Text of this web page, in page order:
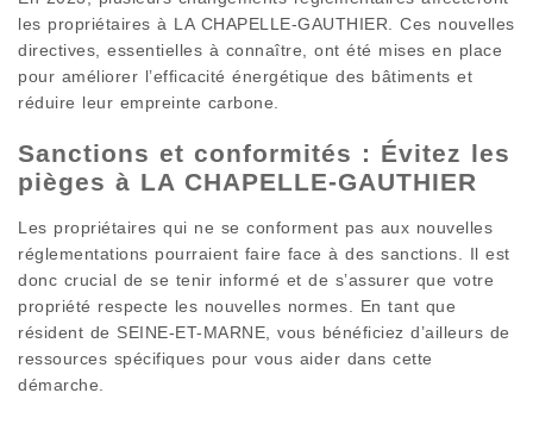
les propriétaires à LA CHAPELLE-GAUTHIER. Ces nouvelles
directives, essentielles à connaître, ont été mises en place
pour améliorer l’efficacité énergétique des bâtiments et
réduire leur empreinte carbone.
Sanctions et conformités : Évitez les
pièges à LA CHAPELLE-GAUTHIER
Les propriétaires qui ne se conforment pas aux nouvelles
réglementations pourraient faire face à des sanctions. Il est
donc crucial de se tenir informé et de s’assurer que votre
propriété respecte les nouvelles normes. En tant que
résident de SEINE-ET-MARNE, vous bénéficiez d’ailleurs de
ressources spécifiques pour vous aider dans cette
démarche.